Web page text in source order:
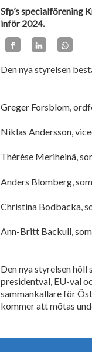
Sfp’s specialförening
inför 2024.
Den nya styrelsen
Greger Forsblom,
Niklas Andersson,
Thérèse Meriheinä,
Anders Blomberg,
Christina Bodbacka,
Ann-Britt Backull,
Den nya styrelsen
presidentval, EU-val
sammankallare för
kommer att mötas